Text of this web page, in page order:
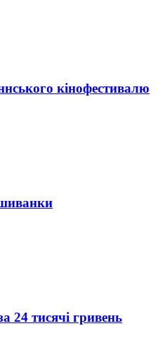
кінофестивалю
24 тисячі гривень